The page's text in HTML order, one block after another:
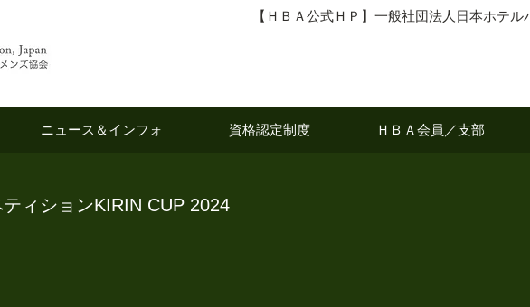
【ＨＢＡ公式ＨＰ】一般社団法人日本ホテル
ニュース＆インフォ 資格認定制度 ＨＢＡ会員／支部
ィションKIRIN CUP 2024